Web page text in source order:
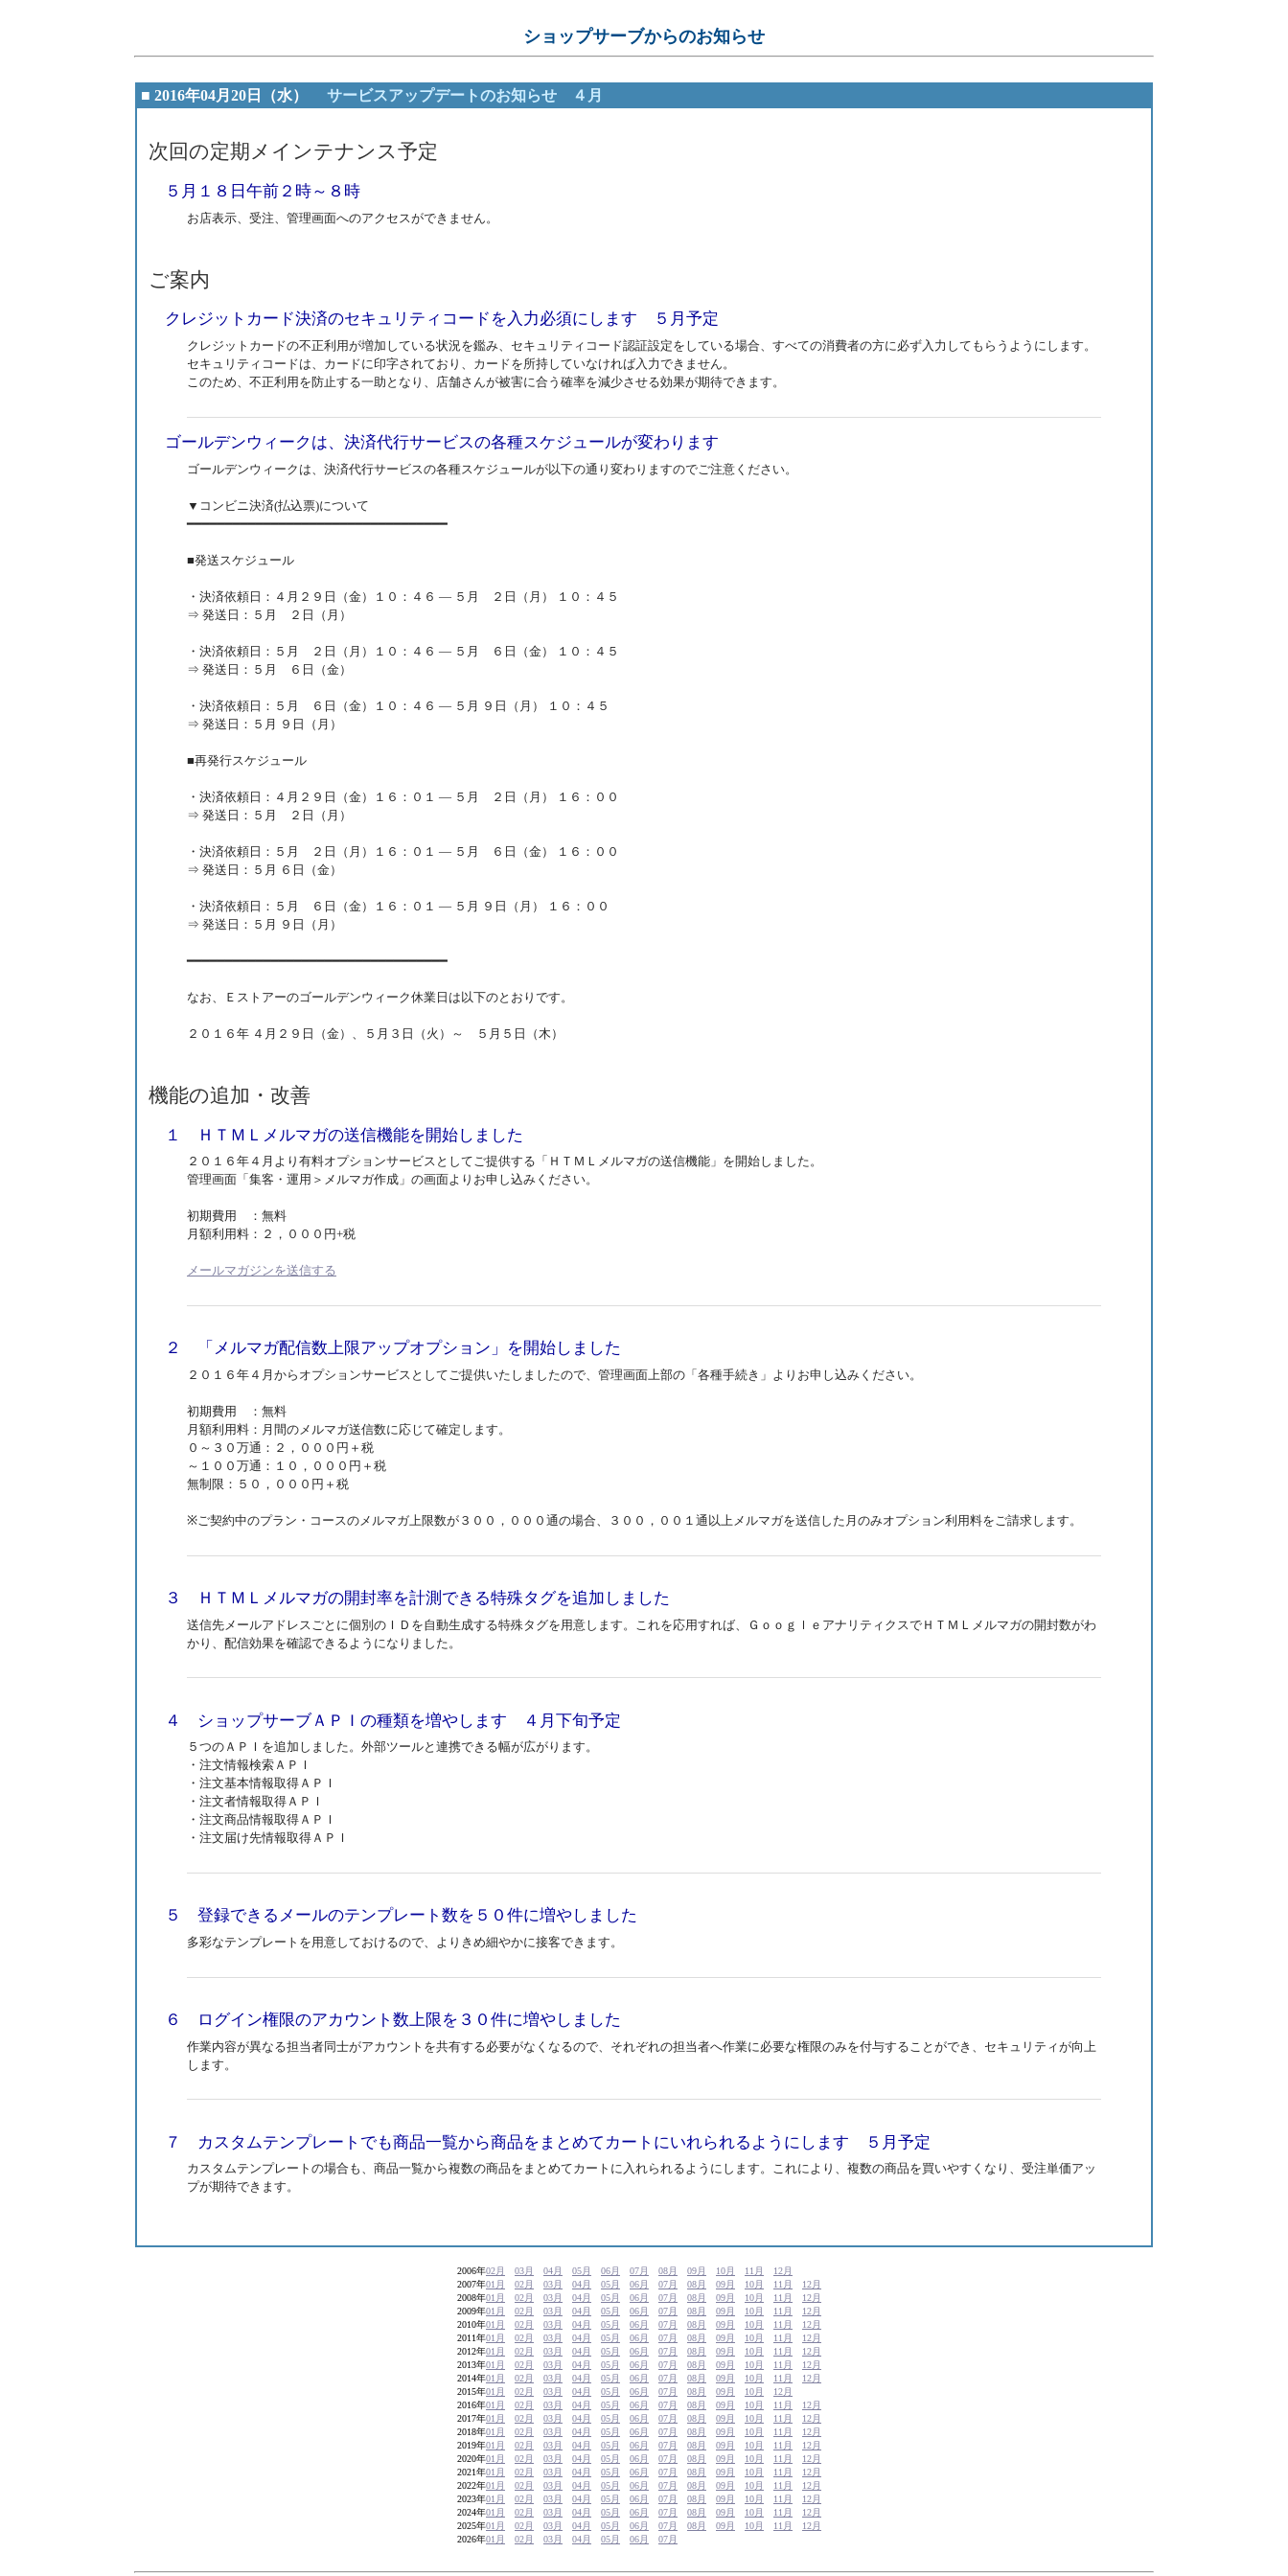
ショップサーブからのお知らせ
■ 2016年04月20日（水） サービスアップデートのお知らせ ４月
次回の定期メインテナンス予定
５月１８日午前２時～８時
お店表示、受注、管理画面へのアクセスができません。
ご案内
クレジットカード決済のセキュリティコードを入力必須にします ５月予定
クレジットカードの不正利用が増加している状況を鑑み、セキュリティコード認証設定をしている場合、すべての消費者の方に必ず入力してもらうようにします。
セキュリティコードは、カードに印字されており、カードを所持していなければ入力できません。
このため、不正利用を防止する一助となり、店舗さんが被害に合う確率を減少させる効果が期待できます。
ゴールデンウィークは、決済代行サービスの各種スケジュールが変わります
ゴールデンウィークは、決済代行サービスの各種スケジュールが以下の通り変わりますのでご注意ください。
▼コンビニ決済(払込票)について
━━━━━━━━━━━━━━━━━━━━━━━━━━━━━━━━━━
■発送スケジュール
・決済依頼日：４月２９日（金）１０：４６ ― ５月 ２日（月） １０：４５
⇒ 発送日：５月 ２日（月）
・決済依頼日：５月 ２日（月）１０：４６ ― ５月 ６日（金） １０：４５
⇒ 発送日：５月 ６日（金）
・決済依頼日：５月 ６日（金）１０：４６ ― ５月 ９日（月） １０：４５
⇒ 発送日：５月 ９日（月）
■再発行スケジュール
・決済依頼日：４月２９日（金）１６：０１ ― ５月 ２日（月） １６：００
⇒ 発送日：５月 ２日（月）
・決済依頼日：５月 ２日（月）１６：０１ ― ５月 ６日（金） １６：００
⇒ 発送日：５月 ６日（金）
・決済依頼日：５月 ６日（金）１６：０１ ― ５月 ９日（月） １６：００
⇒ 発送日：５月 ９日（月）
━━━━━━━━━━━━━━━━━━━━━━━━━━━━━━━━━━
なお、Ｅストアーのゴールデンウィーク休業日は以下のとおりです。
２０１６年 ４月２９日（金）、５月３日（火）～ ５月５日（木）
機能の追加・改善
１ ＨＴＭＬメルマガの送信機能を開始しました
２０１６年４月より有料オプションサービスとしてご提供する「ＨＴＭＬメルマガの送信機能」を開始しました。
管理画面「集客・運用＞メルマガ作成」の画面よりお申し込みください。
初期費用 ：無料
月額利用料：２，０００円+税
メールマガジンを送信する
２ 「メルマガ配信数上限アップオプション」を開始しました
２０１６年４月からオプションサービスとしてご提供いたしましたので、管理画面上部の「各種手続き」よりお申し込みください。
初期費用 ：無料
月額利用料：月間のメルマガ送信数に応じて確定します。
０～３０万通：２，０００円＋税
～１００万通：１０，０００円＋税
無制限：５０，０００円＋税
※ご契約中のプラン・コースのメルマガ上限数が３００，０００通の場合、３００，００１通以上メルマガを送信した月のみオプション利用料をご請求します。
３ ＨＴＭＬメルマガの開封率を計測できる特殊タグを追加しました
送信先メールアドレスごとに個別のＩＤを自動生成する特殊タグを用意します。これを応用すれば、ＧｏｏｇｌｅアナリティクスでＨＴＭＬメルマガの開封数がわ
かり、配信効果を確認できるようになりました。
４ ショップサーブＡＰＩの種類を増やします ４月下旬予定
５つのＡＰＩを追加しました。外部ツールと連携できる幅が広がります。
・注文情報検索ＡＰＩ
・注文基本情報取得ＡＰＩ
・注文者情報取得ＡＰＩ
・注文商品情報取得ＡＰＩ
・注文届け先情報取得ＡＰＩ
５ 登録できるメールのテンプレート数を５０件に増やしました
多彩なテンプレートを用意しておけるので、よりきめ細やかに接客できます。
６ ログイン権限のアカウント数上限を３０件に増やしました
作業内容が異なる担当者同士がアカウントを共有する必要がなくなるので、それぞれの担当者へ作業に必要な権限のみを付与することができ、セキュリティが向上
します。
７ カスタムテンプレートでも商品一覧から商品をまとめてカートにいれられるようにします ５月予定
カスタムテンプレートの場合も、商品一覧から複数の商品をまとめてカートに入れられるようにします。これにより、複数の商品を買いやすくなり、受注単価アッ
プが期待できます。
2006年02月 03月 04月 05月 06月 07月 08月 09月 10月 11月
12月
2007年01月 02月 03月 04月 05月 06月 07月 08月 09月 10月 11月
12月
2008年01月 02月 03月 04月 05月 06月 07月 08月 09月 10月 11月
12月
2009年01月 02月 03月 04月 05月 06月 07月 08月 09月 10月 11月
12月
2010年01月 02月 03月 04月 05月 06月 07月 08月 09月 10月 11月
12月
2011年01月 02月 03月 04月 05月 06月 07月 08月 09月 10月 11月
12月
2012年01月 02月 03月 04月 05月 06月 07月 08月 09月 10月 11月
12月
2013年01月 02月 03月 04月 05月 06月 07月 08月 09月 10月 11月
12月
2014年01月 02月 03月 04月 05月 06月 07月 08月 09月 10月 11月
12月
2015年01月 02月 03月 04月 05月 06月 07月 08月 09月 10月
12月
2016年01月 02月 03月 04月 05月 06月 07月 08月 09月 10月 11月
12月
2017年01月 02月 03月 04月 05月 06月 07月 08月 09月 10月 11月
12月
2018年01月 02月 03月 04月 05月 06月 07月 08月 09月 10月 11月
12月
2019年01月 02月 03月 04月 05月 06月 07月 08月 09月 10月 11月
12月
2020年01月 02月 03月 04月 05月 06月 07月 08月 09月 10月 11月
12月
2021年01月 02月 03月 04月 05月 06月 07月 08月 09月 10月 11月
12月
2022年01月 02月 03月 04月 05月 06月 07月 08月 09月 10月 11月
12月
2023年01月 02月 03月 04月 05月 06月 07月 08月 09月 10月 11月
12月
2024年01月 02月 03月 04月 05月 06月 07月 08月 09月 10月 11月
12月
2025年01月 02月 03月 04月 05月 06月 07月 08月 09月 10月 11月
12月
2026年01月 02月 03月 04月 05月 06月 07月